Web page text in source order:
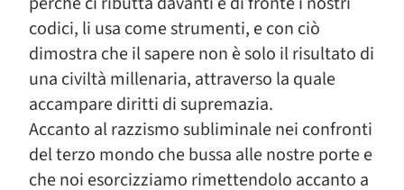
codici, li usa come strumenti, e con ciò
dimostra che il sapere non è solo il risultato di
una civiltà millenaria, attraverso la quale
accampare diritti di supremazia.
Accanto al razzismo subliminale nei confronti
del terzo mondo che bussa alle nostre porte e
che noi esorcizziamo rimettendolo accanto a